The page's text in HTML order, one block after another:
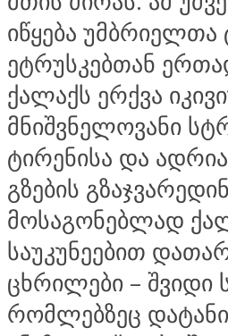
იწყება
ეტრუსკებთან
ქალაქს ერქვა
მნიშვნელოვანი
ტირენისა და
გზების
მოსაგონებლად
საუკუნეებით
ცხრილები – შვიდი
რომლებზეც